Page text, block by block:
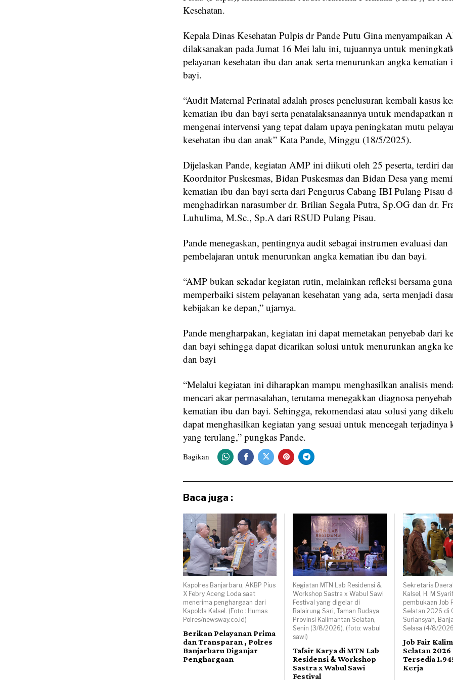
Kesehatan.
Kepala Dinas Kesehatan Pulpis dr Pande Putu Gina menyampaikan
dilaksanakan pada Jumat 16 Mei lalu ini, tujuannya untuk
pelayanan kesehatan ibu dan anak serta menurunkan angka kematian
bayi.
“Audit Maternal Perinatal adalah proses penelusuran kembali kasus
kematian ibu dan bayi serta penatalaksanaannya untuk mendapatkan
mengenai intervensi yang tepat dalam upaya peningkatan mutu
kesehatan ibu dan anak” Kata Pande, Minggu (18/5/2025).
Dijelaskan Pande, kegiatan AMP ini diikuti oleh 25 peserta, terdiri
Koordnitor Puskesmas, Bidan Puskesmas dan Bidan Desa yang
kematian ibu dan bayi serta dari Pengurus Cabang IBI Pulang Pisau
menghadirkan narasumber dr. Brilian Segala Putra, Sp.OG dan dr.
Luhulima, M.Sc., Sp.A dari RSUD Pulang Pisau.
Pande menegaskan, pentingnya audit sebagai instrumen evaluasi dan
pembelajaran untuk menurunkan angka kematian ibu dan bayi.
“AMP bukan sekadar kegiatan rutin, melainkan refleksi bersama guna
memperbaiki sistem pelayanan kesehatan yang ada, serta menjadi
kebijakan ke depan,” ujarnya.
Pande mengharpakan, kegiatan ini dapat memetakan penyebab dari
dan bayi sehingga dapat dicarikan solusi untuk menurunkan angka
dan bayi
“Melalui kegiatan ini diharapkan mampu menghasilkan analisis
mencari akar permasalahan, terutama menegakkan diagnosa
kematian ibu dan bayi. Sehingga, rekomendasi atau solusi yang
dapat menghasilkan kegiatan yang sesuai untuk mencegah terjadinya
yang terulang,” pungkas Pande.
Bagikan
Baca juga :
Kapolres Banjarbaru, AKBP Pius
X Febry Aceng Loda saat
menerima penghargaan dari
Kapolda Kalsel. (Foto : Humas
Polres/newsway.co.id)
Berikan Pelayanan Prima
dan Transparan , Polres
Banjarbaru Diganjar
Penghargaan
Kegiatan MTN Lab Residensi &
Workshop Sastra x Wabul Sawi
Festival yang digelar di
Balairung Sari, Taman Budaya
Provinsi Kalimantan Selatan,
Senin (3/8/2026). (foto: wabul
sawi)
Tafsir Karya di MTN Lab
Residensi & Workshop
Sastra x Wabul Sawi
Festival
Sekretaris
Kalsel, H. M
pembukaan Job
Selatan 2026 di
Suriansyah,
Selasa (4/8/
Job Fair
Selatan 2026
Tersedia
Kerja